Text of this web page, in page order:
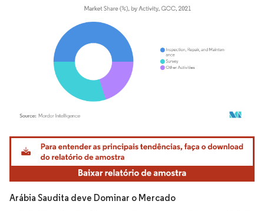
Imagem © Mordor Intelligence. O reuso requer atribuição conforme CC BY 4.0.
Arábia Saudita deve Dominar o Mercado